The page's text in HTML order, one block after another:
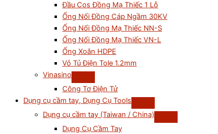
Đầu Cos Đồng Mạ Thiếc 1 Lỗ
Ống Nối Đồng Cáp Ngầm 30KV
Ống Nối Đồng Mạ Thiếc NN-S
Ống Nối Đồng Mạ Thiếc VN-L
Ống Xoắn HDPE
Vỏ Tủ Điện Tole 1.2mm
Vinasino
Công Tơ Điện Tử
Dụng cụ cầm tay, Dụng Cụ Tools
Dụng cụ cầm tay (Taiwan / China)
Dụng Cụ Cầm Tay